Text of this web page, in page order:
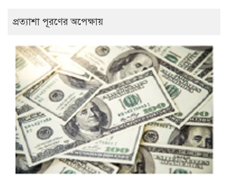
প্রত্যাশা পূরণের অপেক্ষায়